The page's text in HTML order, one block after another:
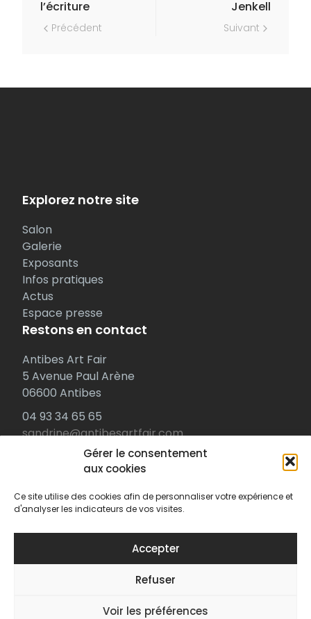
Gérer le consentement
aux cookies
Ce site utilise des cookies afin de personnaliser votre expérience et
d'analyser les indicateurs de vos visites.
Accepter
Refuser
Voir les préférences
l’écriture
Précédent
Jenkell
Suivant
Explorez notre site
Salon
Galerie
Exposants
Infos pratiques
Actus
Espace presse
Restons en contact
Antibes Art Fair
5 Avenue Paul Arène
06600 Antibes
04 93 34 65 65
sandrine@antibesartfair.com
Retrouvez-nous ailleurs
Instagram
© 2022Antibes Art Fair